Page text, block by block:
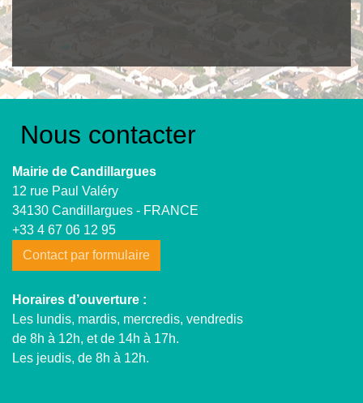
Nous contacter
Mairie de Candillargues
12 rue Paul Valéry
34130 Candillargues - FRANCE
+33 4 67 06 12 95
Contact par formulaire
Horaires d’ouverture :
Les lundis, mardis, mercredis, vendredis
de 8h à 12h, et de 14h à 17h.
Les jeudis, de 8h à 12h.